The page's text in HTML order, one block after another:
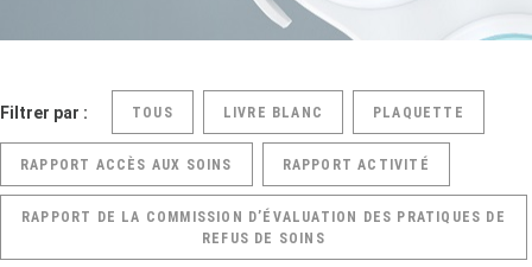
Filtrer par : TOUS LIVRE BLANC PLAQUETTE
RAPPORT ACCÈS AUX SOINS RAPPORT ACTIVITÉ
RAPPORT DE LA COMMISSION D’ÉVALUATION DES PRATIQUES DE
REFUS DE SOINS